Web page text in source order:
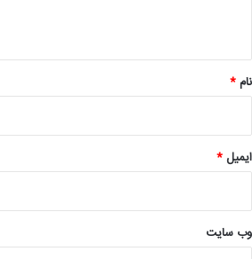
نام*
ایمیل*
وب‌ سایت